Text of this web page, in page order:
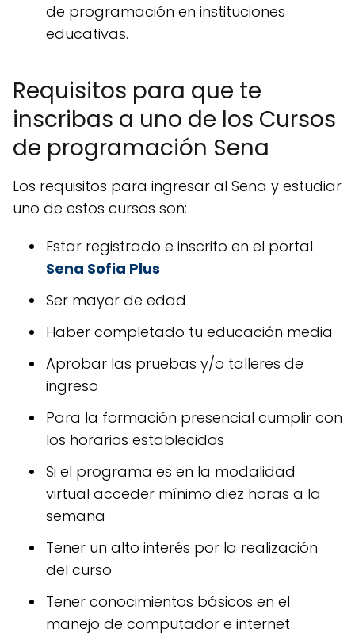
de programación en instituciones
educativas.
Requisitos para que te
inscribas a uno de los Cursos
de programación Sena
Los requisitos para ingresar al Sena y estudiar
uno de estos cursos son:
Estar registrado e inscrito en el portal
Sena Sofia Plus
Ser mayor de edad
Haber completado tu educación media
Aprobar las pruebas y/o talleres de
ingreso
Para la formación presencial cumplir con
los horarios establecidos
Si el programa es en la modalidad
virtual acceder mínimo diez horas a la
semana
Tener un alto interés por la realización
del curso
Tener conocimientos básicos en el
manejo de computador e internet